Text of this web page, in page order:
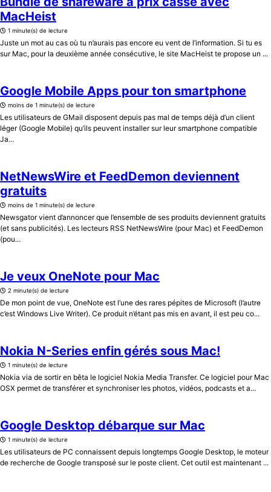
MacHeist
1 minute(s) de lecture
Juste un mot au cas où tu n’aurais pas encore eu vent de l’information. Si tu es
sur Mac, pour la deuxième année consécutive, le site MacHeist te propose un ...
Google Mobile Apps pour ton smartphone
moins de 1 minute(s) de lecture
Les utilisateurs de GMail disposent depuis pas mal de temps déjà d’un client
léger (Google Mobile) qu’ils peuvent installer sur leur smartphone compatible
Ja...
NetNewsWire et FeedDemon deviennent
gratuits
moins de 1 minute(s) de lecture
Newsgator vient d’annoncer que l’ensemble de ses produits deviennent gratuits
(et sans publicités). Les lecteurs RSS NetNewsWire (pour Mac) et FeedDemon
(pou...
Je veux OneNote pour Mac
2 minute(s) de lecture
De mon point de vue, OneNote est l’une des rares pépites de Microsoft (l’autre
c’est Windows Live Writer). Ce produit n’étant pas mis en avant, il est peu co...
Nokia N-Series enfin gérés sous Mac!
1 minute(s) de lecture
Nokia via de sortir en bêta le logiciel Nokia Media Transfer. Ce logiciel pour Mac
OSX permet de transférer et synchroniser les photos, vidéos, podcasts et a...
Google Desktop débarque sur Mac
1 minute(s) de lecture
Les utilisateurs de PC connaissent depuis longtemps Google Desktop, le moteur
de recherche de Google transposé sur le poste client. Cet outil est maintenant ...